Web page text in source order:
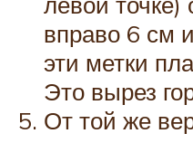
вправо 6 см
эти метки
Это вырез
От той же